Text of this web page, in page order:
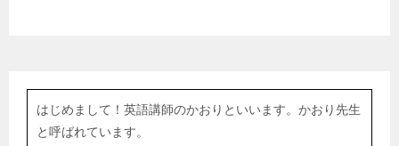
はじめまして！英語講師のかおりといいます。かおり先生
と呼ばれています。